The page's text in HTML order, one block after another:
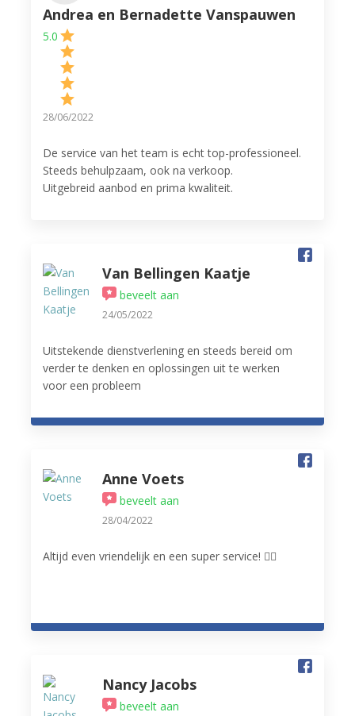
Andrea en Bernadette Vanspauwen
5.0
28/06/2022
De service van het team is echt top-professioneel.
Steeds behulpzaam, ook na verkoop.
Uitgebreid aanbod en prima kwaliteit.
Van Bellingen Kaatje
beveelt aan
24/05/2022
Uitstekende dienstverlening en steeds bereid om
verder te denken en oplossingen uit te werken
voor een probleem
Anne Voets
beveelt aan
28/04/2022
Altijd even vriendelijk en een super service! 👌🏻
Nancy Jacobs
beveelt aan